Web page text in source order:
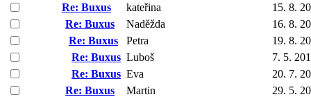
Re: Buxus
kateřina
15. 8.
Re: Buxus
Naděžda
16. 8.
Re: Buxus
Petra
19. 8.
Re: Buxus Luboš
7. 5.
Re: Buxus Eva
20. 7.
Re: Buxus
Martin
29. 5.